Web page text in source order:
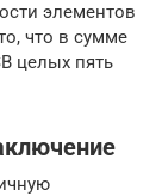
элементов
что в сумме
целых пять